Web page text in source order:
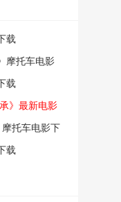
载
摩托车电影
载
》最新电影
摩托车电影下
载